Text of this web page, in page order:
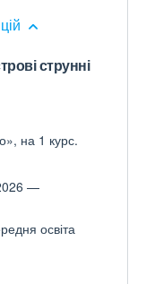
струнні
на 1 курс.
—
освіта